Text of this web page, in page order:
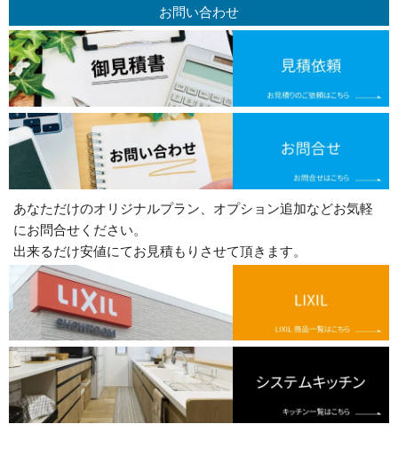
お問い合わせ
あなただけのオリジナルプラン、オプション追加などお気軽
にお問合せください。
出来るだけ安値にてお見積もりさせて頂きます。